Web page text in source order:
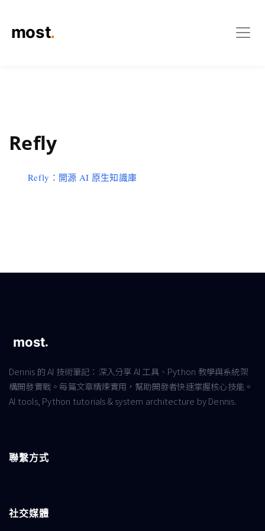
Refly
Refly：開源 AI 原生知識庫
Dennis 的 AI 技術筆記：深入分享 AI 工具、Python 教學與系統架
構開發實戰。每篇文章精煉實用，幫助開發者快速掌握核心技能。
AI tools, Python tutorials & system architecture by Dennis.
聯繫方式
社交媒體